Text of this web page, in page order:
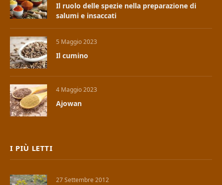
Il ruolo delle spezie nella preparazione di
salumi e insaccati
5 Maggio 2023
Il cumino
4 Maggio 2023
Ajowan
I PIÙ LETTI
27 Settembre 2012